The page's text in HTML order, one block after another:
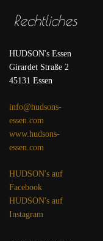
Rechtliches
HUDSON's Essen
Girardet Straße 2
45131 Essen
info@hudsons-
essen.com
www.hudsons-
essen.com
HUDSON's auf
Facebook
HUDSON's auf
Instagram